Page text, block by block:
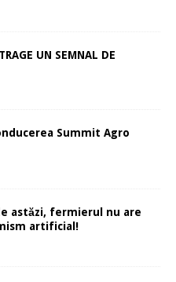
UN SEMNAL DE
Summit Agro
astăzi, fermierul nu are
artificial!